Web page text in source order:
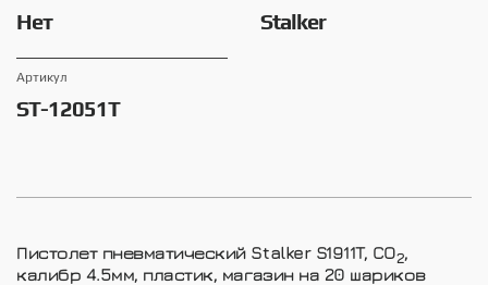
Нет Stalker
Артикул
ST-12051T
Пистолет пневматический Stalker S1911T, CO2,
калибр 4.5мм, пластик, магазин на 20 шариков